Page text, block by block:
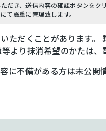
き、送信内容の確認ボタンをク
て厳重に管理致します。
ただくことがあります
より抹消希望のかたは、
に不備がある方は未公